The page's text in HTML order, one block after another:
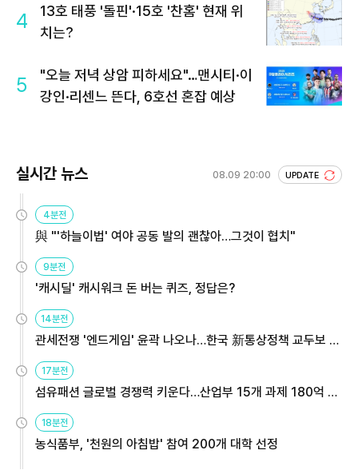
4
13호 태풍 '돌핀'·15호 '찬홈' 현재 위
치는?
5
"오늘 저녁 상암 피하세요"…맨시티·이
강인·리센느 뜬다, 6호선 혼잡 예상
실시간 뉴스 08.09 20:00 UPDATE
4분전
與 "'하늘이법' 여야 공동 발의 괜찮아…그것이 협치"
9분전
'캐시딜' 캐시워크 돈 버는 퀴즈, 정답은?
14분전
관세전쟁 '엔드게임' 윤곽 나오나…한국 新통상정책 교두보 활
17분전
섬유패션 글로벌 경쟁력 키운다…산업부 15개 과제 180억 지
18분전
농식품부, '천원의 아침밥' 참여 200개 대학 선정